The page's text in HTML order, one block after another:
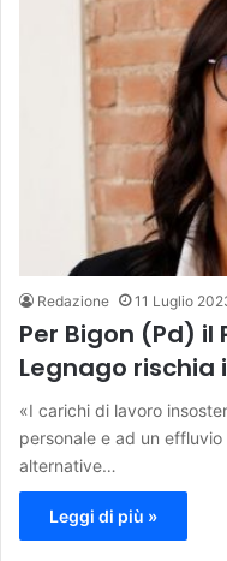
Redazione 11 Luglio
Per Bigon (Pd) il
Legnago rischia
«I carichi di lavoro
personale e ad un
alternative…
Leggi di più »